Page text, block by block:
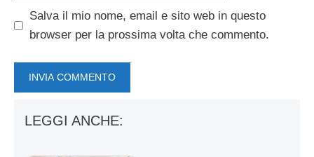
Salva il mio nome, email e sito web in questo
browser per la prossima volta che commento.
LEGGI ANCHE: